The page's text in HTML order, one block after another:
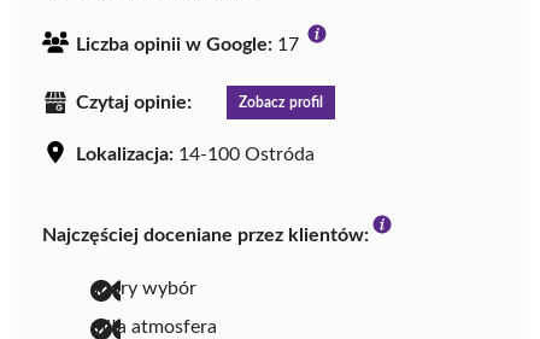
Liczba opinii w Google: 17
Czytaj opinie: Zobacz profil
Lokalizacja: 14-100 Ostróda
Najczęściej doceniane przez klientów:
spory wybór
miła atmosfera